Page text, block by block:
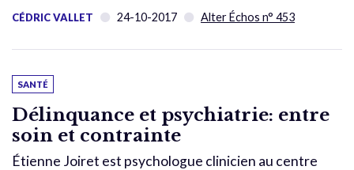
CÉDRIC VALLET 24-10-2017 Alter Échos n° 453
SANTÉ
Délinquance et psychiatrie: entre
soin et contrainte
Étienne Joiret est psychologue clinicien au centre